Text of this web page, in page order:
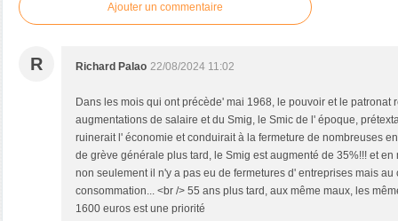
Ajouter un commentaire
R Richard Palao 22/08/2024 11:02
Dans les mois qui ont précède' mai 1968, le pouvoir et le patronat
augmentations de salaire et du Smig, le Smic de l' époque,
ruinerait l' économie et conduirait à la fermeture de nombreuses
de grève générale plus tard, le Smig est augmenté de 35%!!! et
non seulement il n'y a pas eu de fermetures d' entreprises mais
consommation... <br /> 55 ans plus tard, aux même maux, les
1600 euros est une priorité